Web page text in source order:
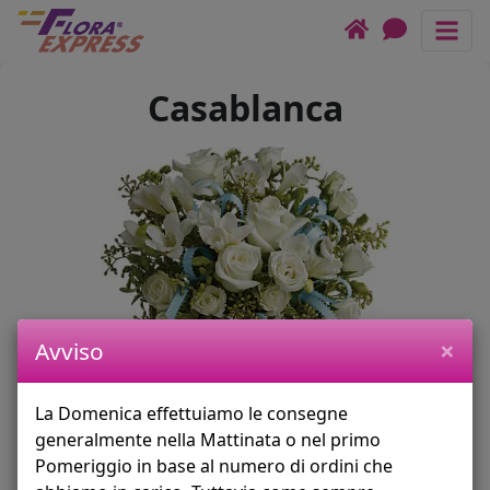
Bouquet di rose e fiori
Link nella testata
Come funziona
LUTTO & FUNERALE
FIORI MISTI
CESTI di FIORI
TORTE + FIORI
Form del checkout
Casablanca
Avviso ×
La Domenica effettuiamo le consegne
generalmente nella Mattinata o nel primo
Pomeriggio in base al numero di ordini che